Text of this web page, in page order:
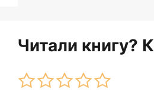
Читали книгу?